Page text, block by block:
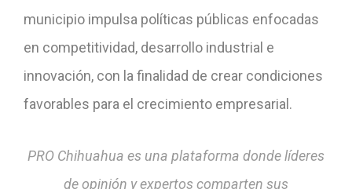
municipio impulsa políticas públicas enfocadas
en competitividad, desarrollo industrial e
innovación, con la finalidad de crear condiciones
favorables para el crecimiento empresarial.
PRO Chihuahua es una plataforma donde líderes
de opinión y expertos comparten sus